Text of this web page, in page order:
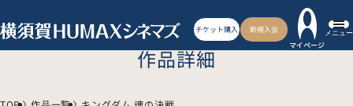
チケット購入
新規入会
マイページ
メニュー
作品詳細